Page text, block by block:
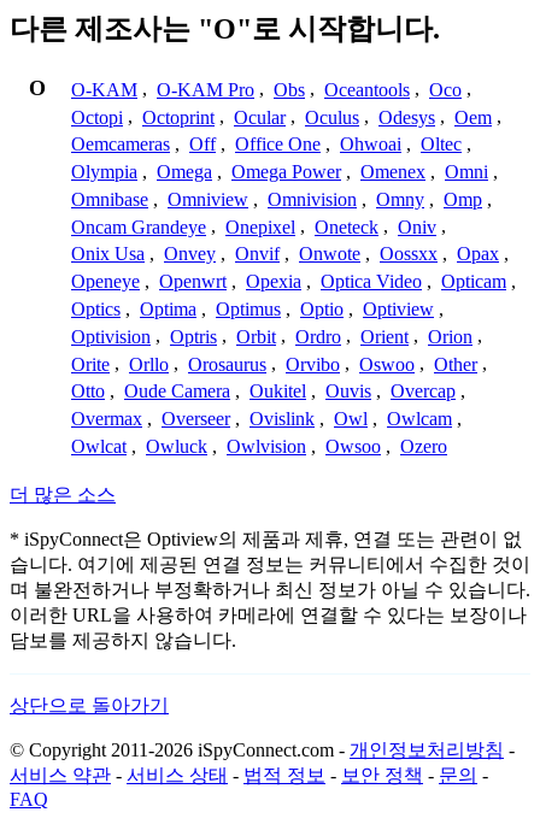
다른 제조사는 "O"로 시작합니다.
O O-KAM , O-KAM Pro , Obs , Oceantools , Oco ,
Octopi , Octoprint , Ocular , Oculus , Odesys , Oem ,
Oemcameras , Off , Office One , Ohwoai , Oltec ,
Olympia , Omega , Omega Power , Omenex , Omni ,
Omnibase , Omniview , Omnivision , Omny , Omp ,
Oncam Grandeye , Onepixel , Oneteck , Oniv ,
Onix Usa , Onvey , Onvif , Onwote , Oossxx , Opax ,
Openeye , Openwrt , Opexia , Optica Video , Opticam ,
Optics , Optima , Optimus , Optio , Optiview ,
Optivision , Optris , Orbit , Ordro , Orient , Orion ,
Orite , Orllo , Orosaurus , Orvibo , Oswoo , Other ,
Otto , Oude Camera , Oukitel , Ouvis , Overcap ,
Overmax , Overseer , Ovislink , Owl , Owlcam ,
Owlcat , Owluck , Owlvision , Owsoo , Ozero
더 많은 소스
* iSpyConnect은 Optiview의 제품과 제휴, 연결 또는 관련이 없
습니다. 여기에 제공된 연결 정보는 커뮤니티에서 수집한 것이
며 불완전하거나 부정확하거나 최신 정보가 아닐 수 있습니다.
이러한 URL을 사용하여 카메라에 연결할 수 있다는 보장이나
담보를 제공하지 않습니다.
상단으로 돌아가기
© Copyright 2011-2026 iSpyConnect.com - 개인정보처리방침 -
서비스 약관 - 서비스 상태 - 법적 정보 - 보안 정책 - 문의 -
FAQ